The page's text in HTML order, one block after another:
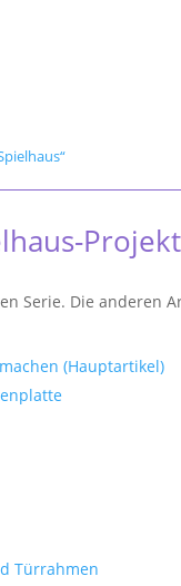
Projekt
Serie. Die anderen
(Hauptartikel)
Türrahmen